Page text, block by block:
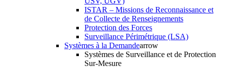
ISTAR – Missions de Reconnaissance et
de Collecte de Renseignements
Protection des Forces
Surveillance Périmétrique (LSA)
Systèmes à la Demandearrow
Systèmes de Surveillance et de Protection
Sur-Mesure